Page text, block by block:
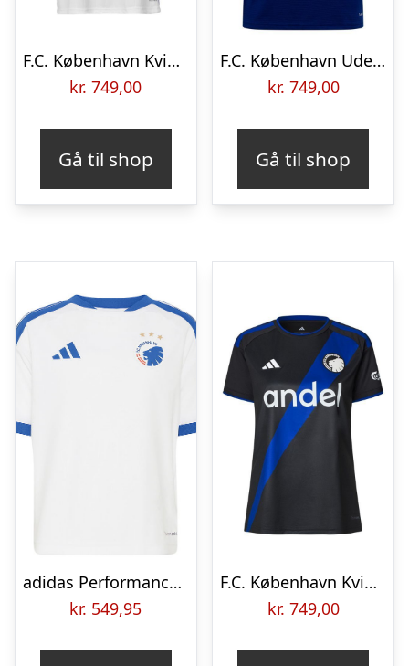
F.C. København Kvinder Hjemmebanetrøje 2025/26
kr. 749,00
Gå til shop
F.C. København Udebanetrøje 2026/27
kr. 749,00
Gå til shop
adidas Performance Fodboldtrøje – FCK Hjemmebane – Hvid
kr. 549,95
F.C. København Kvinder Udebanetrøje 2026/27 Kvinde
kr. 749,00